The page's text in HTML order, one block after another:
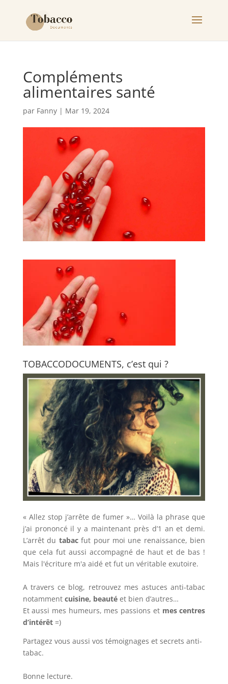
Compléments
alimentaires santé
par Fanny| Mar 19, 2024
TOBACCODOCUMENTS, c’est qui ?
« Allez stop j’arrête de fumer »… Voilà la phrase que
j’ai prononcé il y a maintenant près d’1 an et demi.
L’arrêt du tabacfut pour moi une renaissance, bien
que cela fut aussi accompagné de haut et de bas !
Mais l'écriture m'a aidé et fut un véritable exutoire.
A travers ce blog, retrouvez mes astuces anti-tabac
notamment cuisine, beautéet bien d’autres…
Et aussi mes humeurs, mes passions et mes centres
d’intérêt=)
Partagez vous aussi vos témoignages et secrets anti-
tabac.
Bonne lecture.